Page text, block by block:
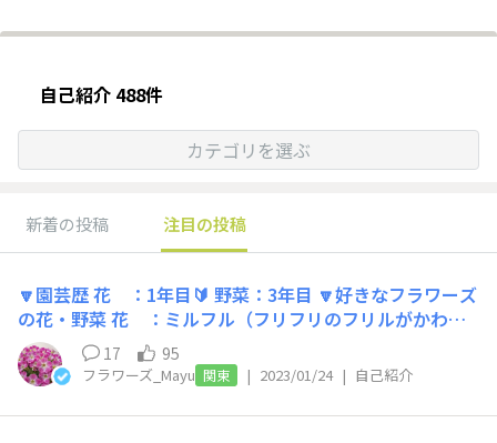
自己紹介 488件
カテゴリを選ぶ
新着の投稿 注目の投稿
🔽園芸歴 花 ：1年目🔰 野菜：3年目 🔽好きなフラワーズ
の花・野菜 花 ：ミルフル（フリフリのフリルがかわい
い🌼） ミリオンベル・バターポップコーン（育て
たいお花🌼） ┗ ゆかさんのポップコーン柄🍿の鉢
に憧れています😍 野菜：甘ししとう（おいしい！）
レモンメロン🍈（メロン嫌い。でもレモンメロンは大好
17 95
フラワーズ_Mayu 関東 | 2023/01/24 | 自己紹介